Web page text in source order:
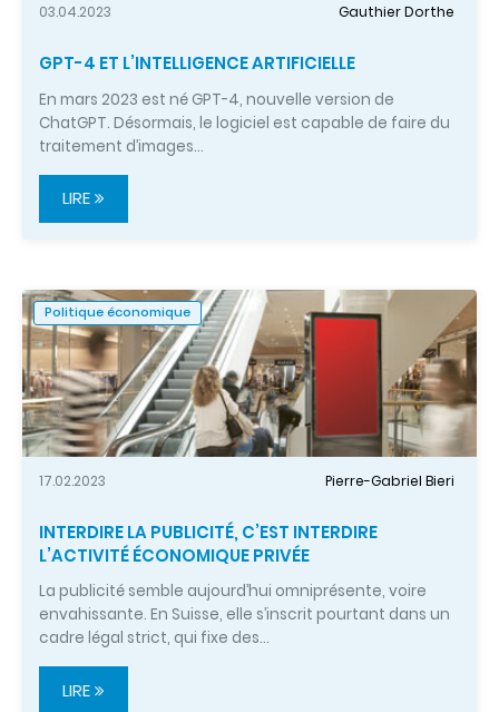
03.04.2023 Gauthier Dorthe
GPT-4 ET L’INTELLIGENCE ARTIFICIELLE
En mars 2023 est né GPT-4, nouvelle version de
ChatGPT. Désormais, le logiciel est capable de faire du
traitement d’images…
LIRE
Politique économique
17.02.2023 Pierre-Gabriel Bieri
INTERDIRE LA PUBLICITÉ, C’EST INTERDIRE
L’ACTIVITÉ ÉCONOMIQUE PRIVÉE
La publicité semble aujourd’hui omniprésente, voire
envahissante. En Suisse, elle s’inscrit pourtant dans un
cadre légal strict, qui fixe des…
LIRE